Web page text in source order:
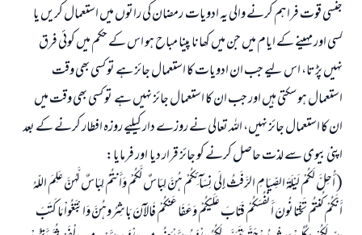
جنسی قوت فراہم کرنے والی یہ ادویات رمضان کی راتوں میں استعمال کریں یا
کسی اور مہینے کے ایام میں جن میں کھانا پینا مباح ہو اس کے حکم میں کوئی فرق
نہیں پڑتا، اس لیے جب ان ادویات کا استعمال جائز ہے تو کسی بھی وقت
استعمال ہو سکتی ہیں اور جب ان کا استعمال جائز نہیں ہے تو کسی بھی وقت میں
ان کا استعمال جائز نہیں، اللہ تعالی نے روزے دار کیلیے روزہ افطار کرنے کے بعد
اپنی بیوی سے لذت حاصل کرنے کو جائز قرار دیا اور فرمایا:
( أُحِلَّ لَكُمْ لَيْلَةَ الصِّيَامِ الرَّفَثُ إِلَى نِسَآئِكُمْ هُنَّ لِبَاسٌ لَّكُمْ وَأَنتُمْ لِبَاسٌ لَّهُنَّ عَلِمَ اللّهُ
أَنَّكُمْ كُنتُمْ تَخْتانُونَ أَنفُسَكُمْ فَتَابَ عَلَيْكُمْ وَعَفَا عَنكُمْ فَالآنَ بَاشِرُوهُنَّ وَابْتَغُواْ مَا كَتَبَ